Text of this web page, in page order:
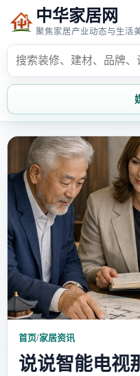
中华家居网
聚焦家居产业动态与生活
首页
家居风水
时尚饰家
家具知识
家装攻略
首页/家居资讯
说说智能电视